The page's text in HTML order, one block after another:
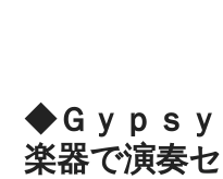
◆Ｇｙｐｓｙ
楽器で演奏